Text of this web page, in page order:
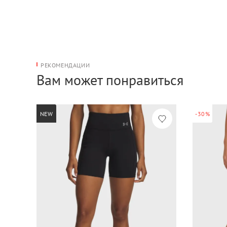
РЕКОМЕНДАЦИИ
Вам может понравиться
NEW -30%